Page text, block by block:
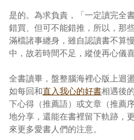
是的。為求負責，「一定讀完全
錯買、但可不能錯推，所以，那
滿檔諸事纏身，雖自認讀書不算
中，故若時間不足，縱使再心儀
全書讀畢，盤整腦海裡心版上迴
如每回和直入我心的好書相遇後
下心得（推薦語）或文章（推薦
地分享，還能在書裡留下軌跡，
來更多愛書人們的注意。